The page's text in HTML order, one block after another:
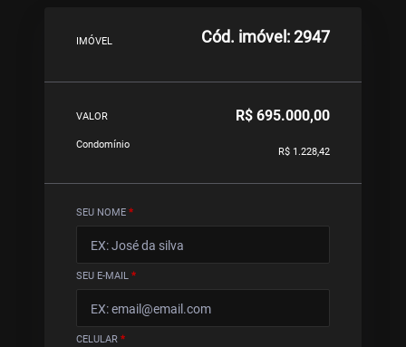
IMÓVEL Cód. imóvel: 2947
VALOR R$ 695.000,00
Condomínio
R$ 1.228,42
SEU NOME *
SEU E-MAIL *
CELULAR *